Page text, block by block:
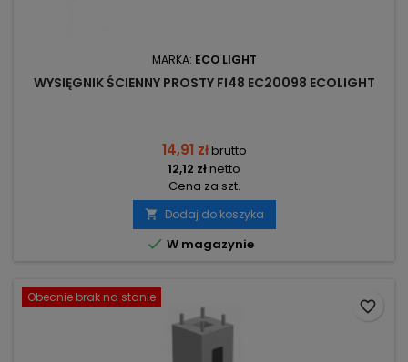
MARKA: ECO LIGHT
WYSIĘGNIK ŚCIENNY PROSTY FI48 EC20098 ECOLIGHT
14,91 złbrutto
12,12 złnetto
Cena za szt.
 Dodaj do koszyka
 W magazynie
Obecnie brak na stanie
favorite_border